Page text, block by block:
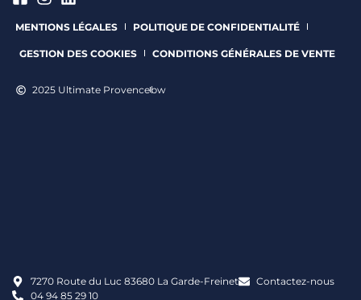
MENTIONS LÉGALES POLITIQUE DE CONFIDENTIALITÉ
GESTION DES COOKIES CONDITIONS GÉNÉRALES DE VENTE
2025 Ultimate Provencebw
7270 Route du Luc 83680 La Garde-Freinet
Contactez-nous
04 94 85 29 10